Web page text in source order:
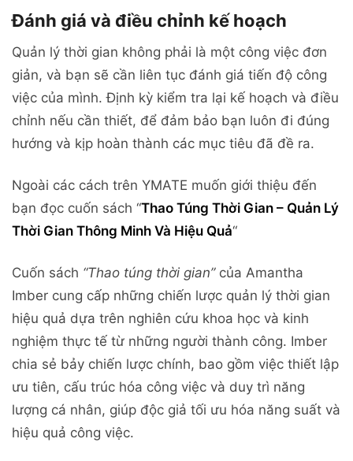
Đánh giá và điều chỉnh kế hoạch
Quản lý thời gian không phải là một công việc đơn
giản, và bạn sẽ cần liên tục đánh giá tiến độ công
việc của mình. Định kỳ kiểm tra lại kế hoạch và điều
chỉnh nếu cần thiết, để đảm bảo bạn luôn đi đúng
hướng và kịp hoàn thành các mục tiêu đã đề ra.
Ngoài các cách trên YMATE muốn giới thiệu đến
bạn đọc cuốn sách “Thao Túng Thời Gian – Quản Lý
Thời Gian Thông Minh Và Hiệu Quả“
Cuốn sách “Thao túng thời gian”của Amantha
Imber cung cấp những chiến lược quản lý thời gian
hiệu quả dựa trên nghiên cứu khoa học và kinh
nghiệm thực tế từ những người thành công. Imber
chia sẻ bảy chiến lược chính, bao gồm việc thiết lập
ưu tiên, cấu trúc hóa công việc và duy trì năng
lượng cá nhân, giúp độc giả tối ưu hóa năng suất và
hiệu quả công việc.